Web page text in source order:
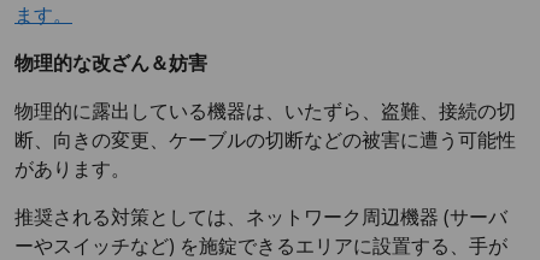
ます。
物理的な改ざん＆妨害
物理的に露出している機器は、いたずら、盗難、接続の切
断、向きの変更、ケーブルの切断などの被害に遭う可能性
があります。
推奨される対策としては、ネットワーク周辺機器 (サーバ
ーやスイッチなど) を施錠できるエリアに設置する、手が